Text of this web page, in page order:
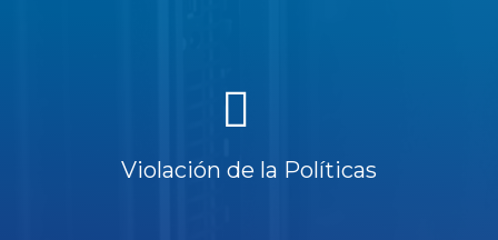
Violación de la Políticas